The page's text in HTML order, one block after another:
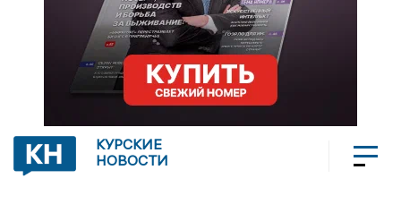
КУРСКИЕ
НОВОСТИ